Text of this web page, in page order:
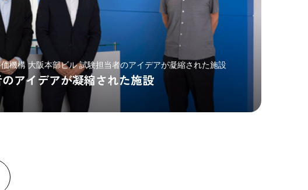
機構 大阪本部ビル 試験担当者のアイデアが凝縮された施設
アイデアが凝縮された施設